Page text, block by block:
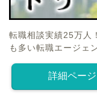
転職相談実績25万人
も多い転職エージェ
詳細ページ